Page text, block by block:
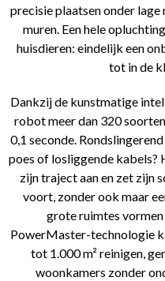
precisie plaatsen onder
muren. Een hele
huisdieren: eindelijk een
tot in de
Dankzij de kunstmatige
robot meer dan 320
0,1 seconde.
poes of losliggende kabels?
zijn traject aan en zet zijn
voort, zonder ook maar
grote ruimtes
PowerMaster-technologie
tot 1.000 m² reinigen,
woonkamers zonder